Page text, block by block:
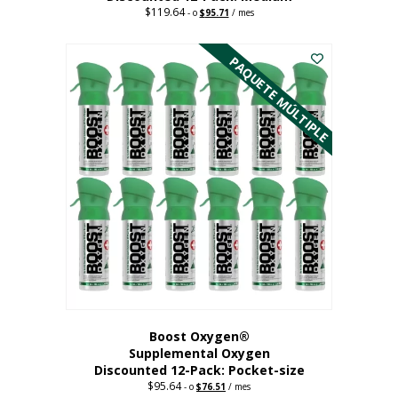
$119.64 -o Precio
$95.71 El
es:
95,71
dólares.
/ mes
tiene
múltiples
variantes.
Las
opciones
pueden
elegir
en
página
del
producto
PAQUETE MÚLTIPLE
Boost Oxygen®
Supplemental Oxygen
Discounted 12-Pack: Pocket-size
$95.64 - o Precio
$76.51 El
/ mes